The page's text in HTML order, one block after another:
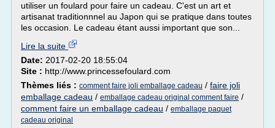
utiliser un foulard pour faire un cadeau. C'est un art et
artisanat traditionnnel au Japon qui se pratique dans toutes
les occasion. Le cadeau étant aussi important que son...
Lire la suite
Date: 2017-02-20 18:55:04
Site : http://www.princessefoulard.com
Thèmes liés : comment faire joli emballage cadeau / faire joli
emballage cadeau / emballage cadeau original comment faire /
comment faire un emballage cadeau / emballage paquet
cadeau original